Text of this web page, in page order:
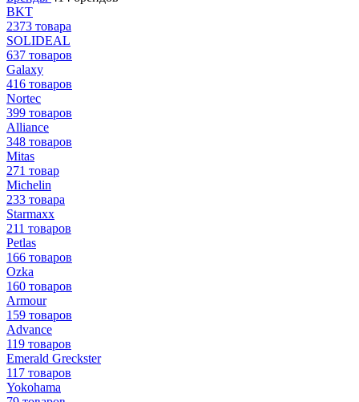
BKT
2373 товара
SOLIDEAL
637 товаров
Galaxy
416 товаров
Nortec
399 товаров
Alliance
348 товаров
Mitas
271 товар
Michelin
233 товара
Starmaxx
211 товаров
Petlas
166 товаров
Ozka
160 товаров
Armour
159 товаров
Advance
119 товаров
Emerald Greckster
117 товаров
Yokohama